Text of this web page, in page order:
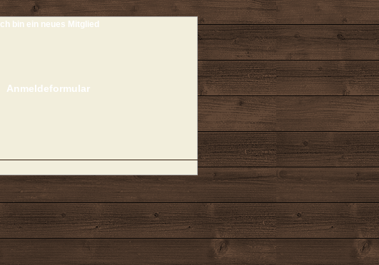
Ich bin ein neues Mitglied
Anmeldeformular